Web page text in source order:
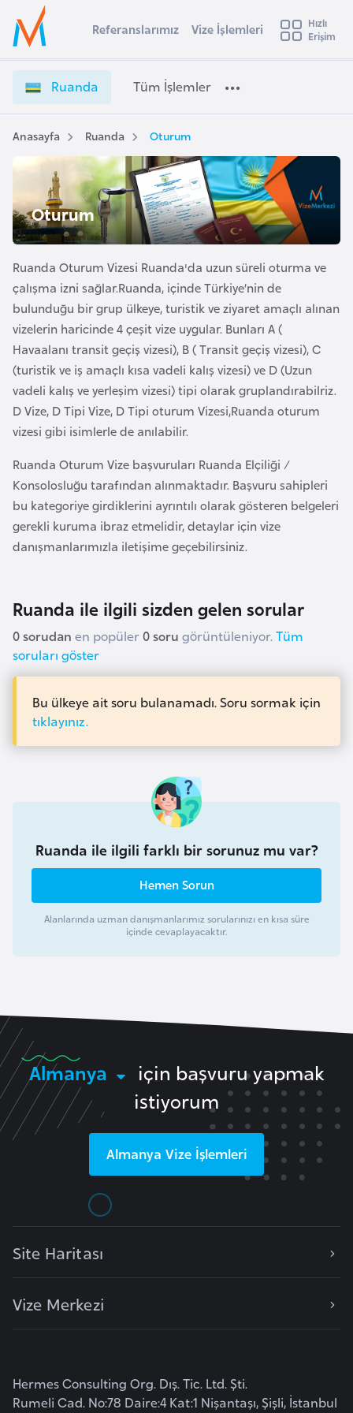
Ülke Seçimi
Başvuru yapmak istediğiniz ülkeyi seçin
Üye
Girişi
u
n
d
a
V
z
e
İ
ş
l
e
m
l
r
i
e
i
Referanslarımız Vize İşlemleri
Hızlı
Erişim
Ruanda Tüm İşlemler
Anasayfa Ruanda Oturum
Oturum
Ruanda Oturum Vizesi Ruanda'da uzun süreli oturma ve
çalışma izni sağlar.Ruanda, içinde Türkiye’nin de
bulunduğu bir grup ülkeye, turistik ve ziyaret amaçlı alınan
vizelerin haricinde 4 çeşit vize uygular. Bunları A (
Havaalanı transit geçiş vizesi), B ( Transit geçiş vizesi), C
(turistik ve iş amaçlı kısa vadeli kalış vizesi) ve D (Uzun
vadeli kalış ve yerleşim vizesi) tipi olarak gruplandırabilriz.
D Vize, D Tipi Vize, D Tipi oturum Vizesi,Ruanda oturum
vizesi gibi isimlerle de anılabilir.
Ruanda Oturum Vize başvuruları Ruanda Elçiliği /
Konsolosluğu tarafından alınmaktadır. Başvuru sahipleri
bu kategoriye girdiklerini ayrıntılı olarak gösteren belgeleri
gerekli kuruma ibraz etmelidir, detaylar için vize
danışmanlarımızla iletişime geçebilirsiniz.
Ruanda ile ilgili sizden gelen sorular
0 sorudan en popüler0 soru görüntüleniyor.Tüm
soruları göster
Bu ülkeye ait soru bulanamadı. Soru sormak için
tıklayınız.
Ruanda ile ilgili farklı bir sorunuz mu var?
Hemen Sorun
Alanlarında uzman danışmanlarımız sorularınızı en kısa süre
içinde cevaplayacaktır.
Almanya
için başvuru yapmak
istiyorum
Almanya Vize İşlemleri
Site Haritası
Vize Merkezi
Hermes Consulting Org. Dış. Tic. Ltd. Şti.
Rumeli Cad. No:78 Daire:4 Kat:1 Nişantaşı, Şişli, İstanbul
s
t
r
a
v
u
t
u
r
y
a
A
z
r
b
a
y
c
B
a
h
e
g
a
B
e
l
a
u
ç
a
n